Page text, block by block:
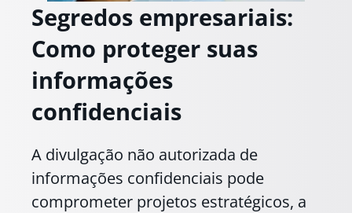
Segredos empresariais:
Como proteger suas
informações
confidenciais
A divulgação não autorizada de
informações confidenciais pode
comprometer projetos estratégicos, a